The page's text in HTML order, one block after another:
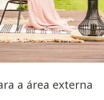
a área externa